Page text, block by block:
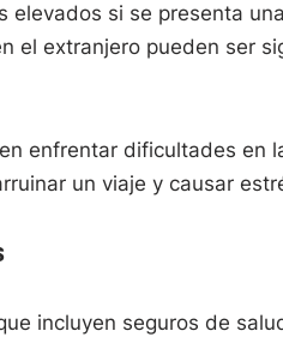
elevados si se presenta
el extranjero pueden ser
enfrentar dificultades en
un viaje y causar
incluyen seguros de